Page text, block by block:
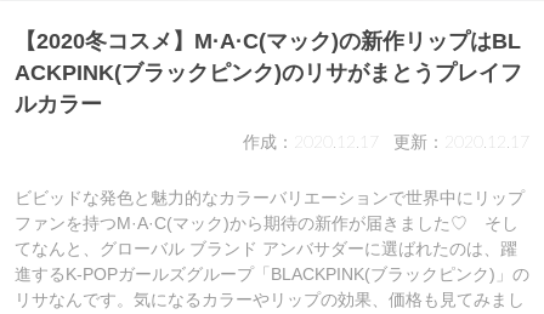
【2020冬コスメ】M·A·C(マック)の新作リップはBL
ACKPINK(ブラックピンク)のリサがまとうプレイフ
ルカラー
作成：2020.12.17 更新：2020.12.17
ビビッドな発色と魅力的なカラーバリエーションで世界中にリップ
ファンを持つM·A·C(マック)から期待の新作が届きました♡ そし
てなんと、グローバル ブランド アンバサダーに選ばれたのは、躍
進するK-POPガールズグループ「BLACKPINK(ブラックピンク)」の
リサなんです。気になるカラーやリップの効果、価格も見てみまし